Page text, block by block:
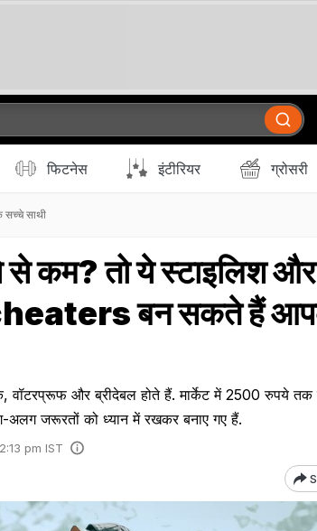
फिटनेस इंटीरियर ग्रोसरी
साथी
कम? तो ये स्टाइलिश और
बन सकते हैं
और ब्रीदेबल होते हैं. मार्केट में 2500 रुपये तक
जरूरतों को ध्‍यान में रखकर बनाए गए हैं.
pm IST